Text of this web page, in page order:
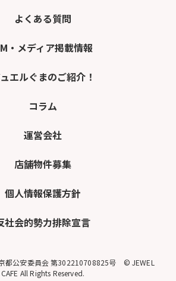
よくある質問
・メディア掲載情報
エルぐまのご紹介！
コラム
運営会社
店舗物件募集
個人情報保護方針
社会的勢力排除宣言
都公安委員会 第302210708825号 © JEWEL
CAFE All Rights Reserved.